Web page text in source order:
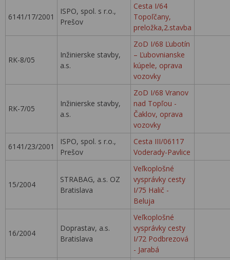
6141/17/2001
ISPO, spol. s r.o.,
Prešov
Cesta I/64
Topoľčany,
preložka,2.stavba
RK-8/05
Inžinierske stavby,
a.s.
ZoD I/68 Ľubotín
– Ľubovnianske
kúpele, oprava
vozovky
RK-7/05
Inžinierske stavby,
a.s.
ZoD I/68 Vranov
nad Topľou -
Čaklov, oprava
vozovky
6141/23/2001
ISPO, spol. s r.o.,
Prešov
Cesta III/06117
Voderady-Pavlice
15/2004
STRABAG, a.s. OZ
Bratislava
Veľkoplošné
vysprávky cesty
I/75 Halič -
Beluja
16/2004
Doprastav, a.s.
Bratislava
Veľkoplošné
vysprávky cesty
I/72 Podbrezová
- Jarabá